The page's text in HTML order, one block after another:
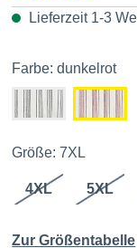
Durchschnittliche
Lieferzeit 1-3
Farbe: dunkelrot
Größe: 7XL
4XL 5XL
Zur Größentabelle